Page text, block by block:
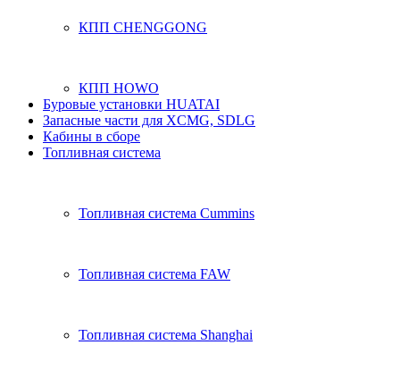
КПП CHENGGONG
КПП HOWO
Буровые установки HUATAI
Запасные части для XCMG, SDLG
Кабины в сборе
Топливная система
Топливная система Cummins
Топливная система FAW
Топливная система Shanghai